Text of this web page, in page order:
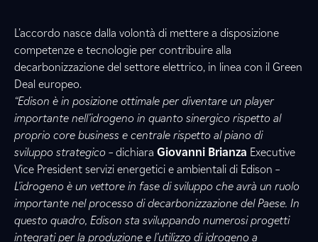
L’accordo nasce dalla volontà di mettere a disposizione
competenze e tecnologie per contribuire alla
decarbonizzazione del settore elettrico, in linea con il Green
Deal europeo.
“Edison è in posizione ottimale per diventare un player
importante nell’idrogeno in quanto sinergico rispetto al
proprio core business e centrale rispetto al piano di
sviluppo strategico – dichiara Giovanni Brianza Executive
Vice President servizi energetici e ambientali di Edison –
L’idrogeno è un vettore in fase di sviluppo che avrà un ruolo
importante nel processo di decarbonizzazione del Paese. In
questo quadro, Edison sta sviluppando numerosi progetti
integrati per la produzione e l’utilizzo di idrogeno a